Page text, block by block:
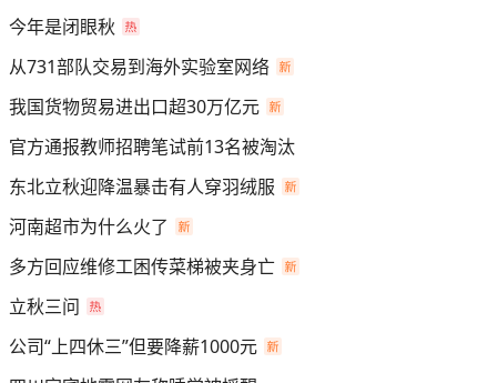
今年是闭眼秋
从731部队交易到海外实验室网络
我国货物贸易进出口超30万亿元
官方通报教师招聘笔试前13名被淘汰
东北立秋迎降温暴击有人穿羽绒服
河南超市为什么火了
多方回应维修工困传菜梯被夹身亡
立秋三问
公司“上四休三”但要降薪1000元